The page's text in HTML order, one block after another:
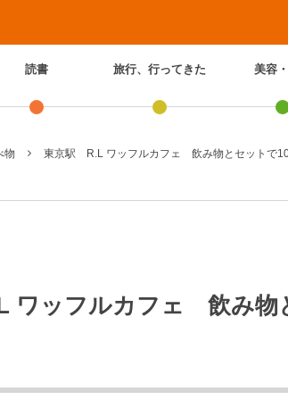
読書 旅行、行ってきた 美容
物 東京駅 R.L ワッフルカフェ 飲み物とセットで
ッフルカフェ 飲み物